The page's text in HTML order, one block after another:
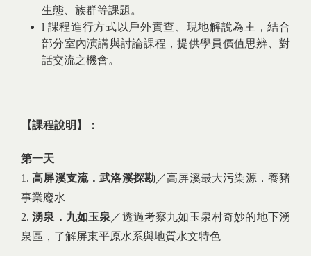
生態、族群等課題。
l 課程進行方式以戶外實查、現地解說為主，結合
部分室內演講與討論課程，提供學員價值思辨、對
話交流之機會。
【課程說明】：
第一天
1.高屏溪支流．武洛溪探勘 ／高屏溪最大污染源．養豬
事業廢水
2.湧泉．九如玉泉 ／透過考察九如玉泉村奇妙的地下湧
泉區，了解屏東平原水系與地質水文特色